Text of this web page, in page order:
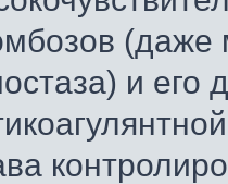
(даже
и его